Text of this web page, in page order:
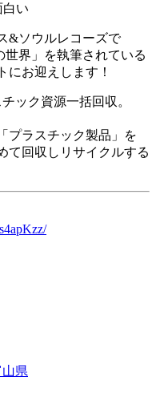
白い
&ソウルレコーズで
世界」を執筆されている
にお迎えします！
ック資源一括回収。
プラスチック製品」を
て回収しリサイクルする